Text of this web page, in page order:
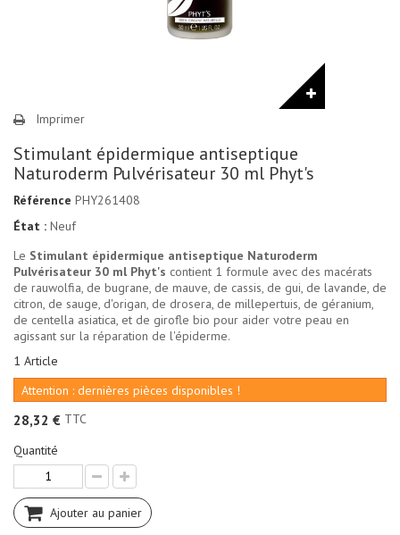
Imprimer
Stimulant épidermique antiseptique
Naturoderm Pulvérisateur 30 ml Phyt's
Référence PHY261408
État : Neuf
Le Stimulant épidermique antiseptique Naturoderm
Pulvérisateur 30 ml Phyt's contient 1 formule avec des macérats
de rauwolfia, de bugrane, de mauve, de cassis, de gui, de lavande, de
citron, de sauge, d'origan, de drosera, de millepertuis, de géranium,
de centella asiatica, et de girofle bio pour aider votre peau en
agissant sur la réparation de l'épiderme.
1 Article
Attention : dernières pièces disponibles !
28,32 € TTC
Quantité
Ajouter au panier